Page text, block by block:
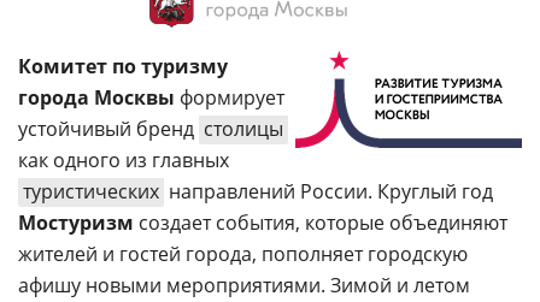
Комитет по туризму
города Москвы формирует
устойчивый бренд столицы
как одного из главных
туристических направлений России. Круглый год
Мостуризм создает события, которые объединяют
жителей и гостей города, пополняет городскую
афишу новыми мероприятиями. Зимой и летом